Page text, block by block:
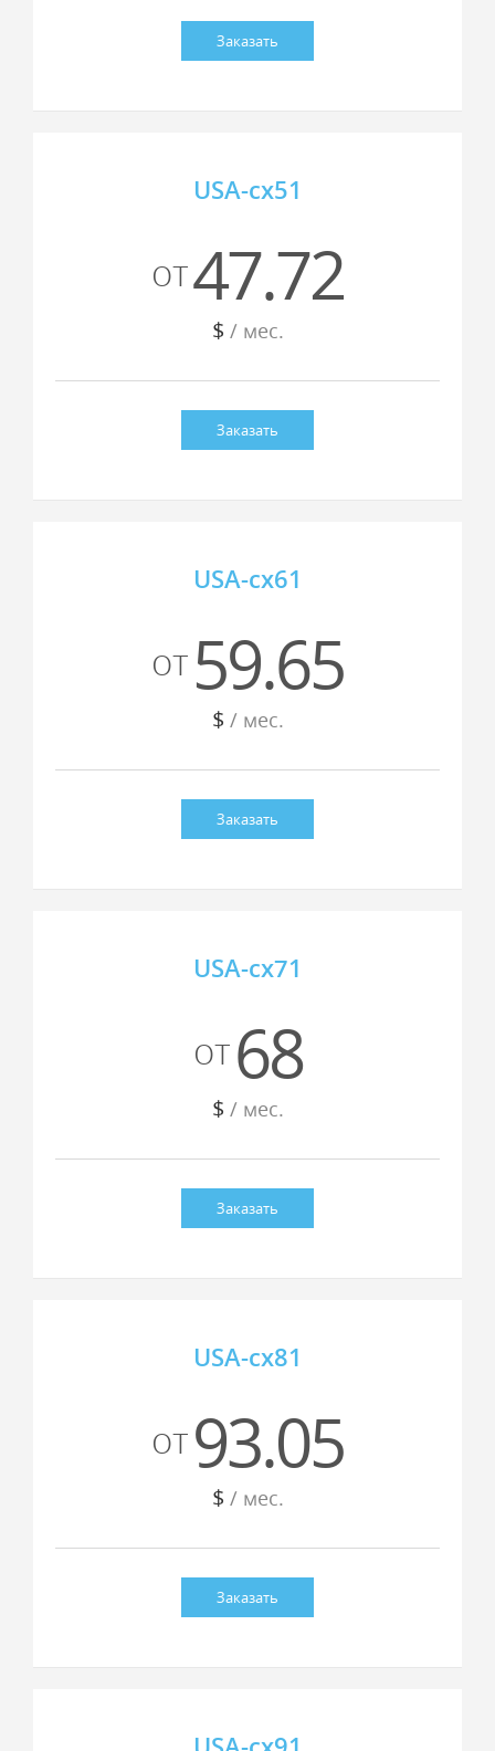
Заказать
USA-cx51
от47.72
$ / мес.
Заказать
USA-cx61
от59.65
$ / мес.
Заказать
USA-cx71
от68
$ / мес.
Заказать
USA-cx81
от93.05
$ / мес.
Заказать